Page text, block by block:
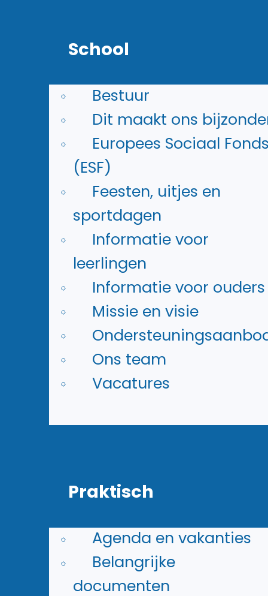
School
Bestuur
Dit maakt ons
Europees Sociaal
(ESF)
Feesten, uitjes en
sportdagen
Informatie voor
leerlingen
Informatie voor ouders
Missie en visie
Ons team
Vacatures
Praktisch
Agenda en vakanties
Belangrijke
documenten
Leerlingnummer (6 cijfers,
Wachtwoord: Eigen
Inloggen
Magister learn
Vul de naam van de school in.
Gebruikersnaam:
leerlingnummer (6 cijfers,
bijvoorbeeld 403123)
Wachtwoord: Eigen
Inloggen
om te werken met:
je e-mail van school